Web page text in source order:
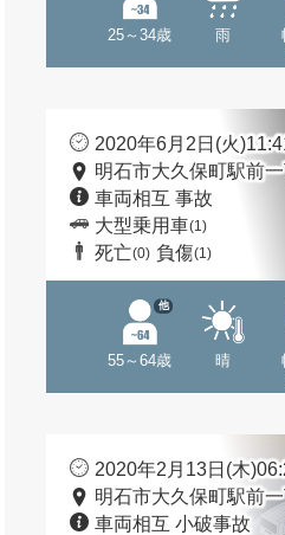
25～34歳 雨
2020年6月2日(火
明石市大久保町駅前
車両相互 事故
大型乗用車(1)
死亡(0) 負傷(1)
55～64歳
他
晴
2020年2月13日(木
明石市大久保町駅前
車両相互 小破事故